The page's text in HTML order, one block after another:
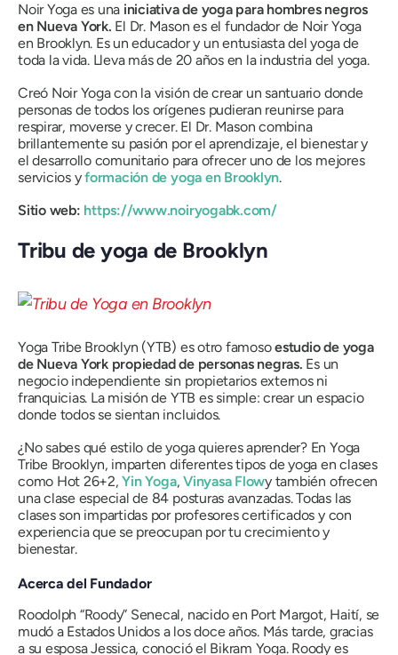
Noir Yoga es una iniciativa de yoga para hombres negros
en Nueva York. El Dr. Mason es el fundador de Noir Yoga
en Brooklyn. Es un educador y un entusiasta del yoga de
toda la vida. Lleva más de 20 años en la industria del yoga.
Creó Noir Yoga con la visión de crear un santuario donde
personas de todos los orígenes pudieran reunirse para
respirar, moverse y crecer. El Dr. Mason combina
brillantemente su pasión por el aprendizaje, el bienestar y
el desarrollo comunitario para ofrecer uno de los mejores
servicios yformación de yoga en Brooklyn.
Sitio web: https://www.noiryogabk.com/
Tribu de yoga de Brooklyn
Yoga Tribe Brooklyn (YTB) es otro famosoestudio de yoga
de Nueva York propiedad de personas negras. Es un
negocio independiente sin propietarios externos ni
franquicias. La misión de YTB es simple: crear un espacio
donde todos se sientan incluidos.
¿No sabes qué estilo de yoga quieres aprender? En Yoga
Tribe Brooklyn, imparten diferentes tipos de yoga en clases
como Hot 26+2,Yin Yoga,Vinyasa Flowy también ofrecen
una clase especial de 84 posturas avanzadas. Todas las
clases son impartidas por profesores certificados y con
experiencia que se preocupan por tu crecimiento y
bienestar.
Acerca del Fundador
Roodolph “Roody” Senecal, nacido en Port Margot, Haití, se
mudó a Estados Unidos a los doce años. Más tarde, gracias
a su esposa Jessica, conoció el Bikram Yoga. Roody es